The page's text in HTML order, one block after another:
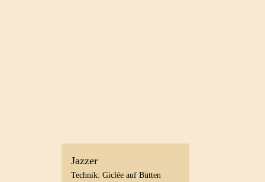
Jazzer
Technik: Giclée auf Bütten